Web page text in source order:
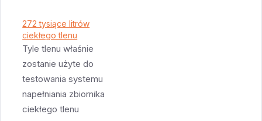
272 tysiące litrów
ciekłego tlenu
Tyle tlenu właśnie
zostanie użyte do
testowania systemu
napełniania zbiornika
ciekłego tlenu